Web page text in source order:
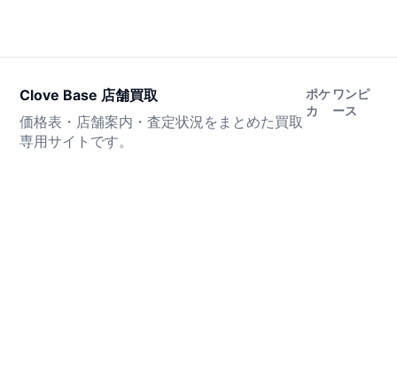
Clove Base 店舗買取
価格表・店舗案内・査定状況をまとめた買取
専用サイトです。
ポケ
カ
ワンピ
ース